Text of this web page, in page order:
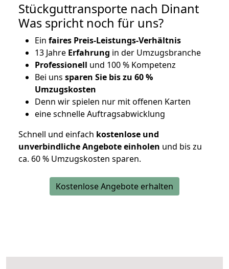
Stückguttransporte nach Dinant
Was spricht noch für uns?
Ein faires Preis-Leistungs-Verhältnis
13 Jahre Erfahrung in der Umzugsbranche
Professionell und 100 % Kompetenz
Bei uns sparen Sie bis zu 60 %
Umzugskosten
Denn wir spielen nur mit offenen Karten
eine schnelle Auftragsabwicklung
Schnell und einfach kostenlose und
unverbindliche Angebote einholen und bis zu
ca. 60 % Umzugskosten sparen.
Kostenlose Angebote erhalten